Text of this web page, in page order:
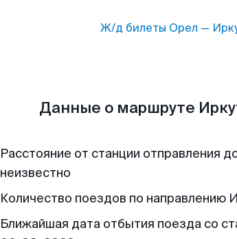
Ж/д билеты Орел —
Данные о маршруте
Расстояние от станции отправления
неизвестно
Количество поездов по направлению
Ближайшая дата отбытия поезда со